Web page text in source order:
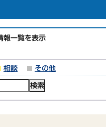
報一覧を表示
相談 その他